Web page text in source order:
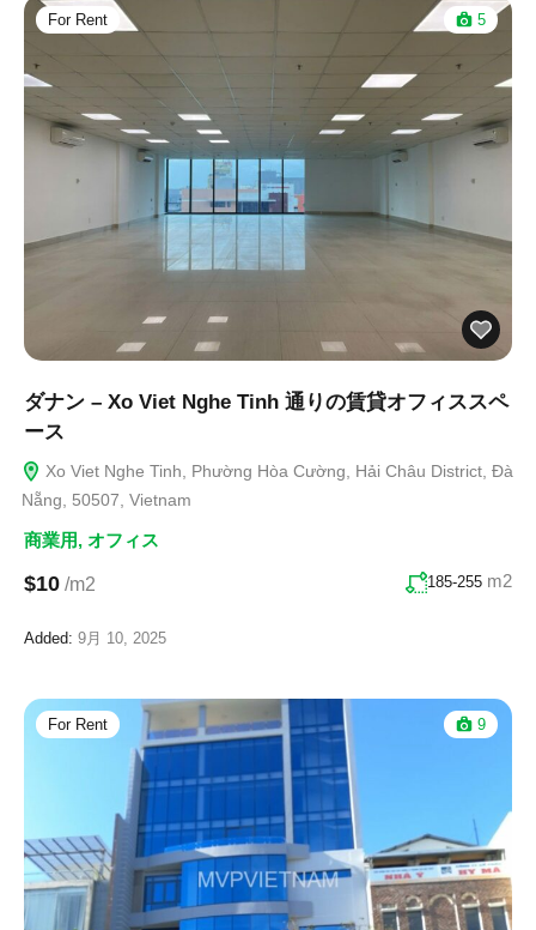
For Rent 5
ダナン – Xo Viet Nghe Tinh 通りの賃貸オフィススペ
ース
Xo Viet Nghe Tinh, Phường Hòa Cường, Hải Châu District, Đà
Nẵng, 50507, Vietnam
商業用, オフィス
$10 /m2 185-255 m2
Added: 9月 10, 2025
For Rent 9